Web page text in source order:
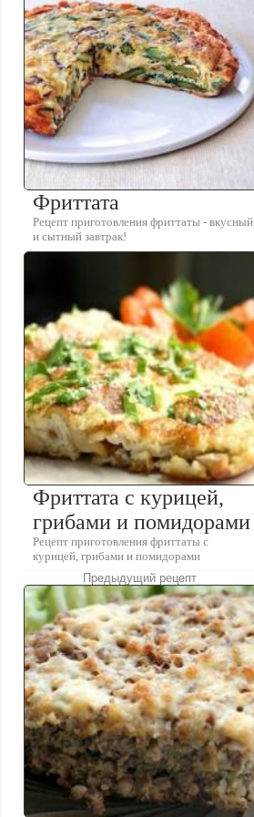
Фриттата
Рецепт приготовления фриттаты - вкусный
и сытный завтрак!
Фриттата с курицей,
грибами и помидорами
Рецепт приготовления фриттаты с
курицей, грибами и помидорами
Предыдущий рецепт